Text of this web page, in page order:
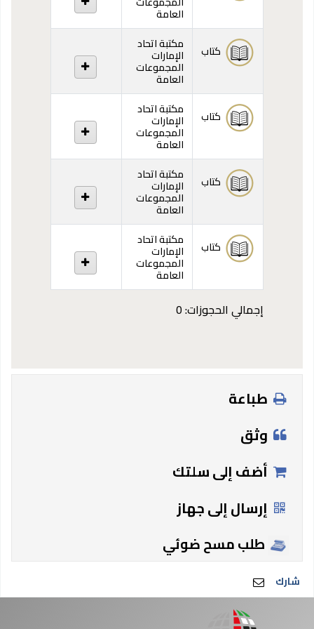
العامة
كتاب
مكتبة اتحاد
الإمارات
المجموعات
العامة
كتاب
مكتبة اتحاد
الإمارات
المجموعات
العامة
كتاب
مكتبة اتحاد
الإمارات
المجموعات
العامة
كتاب
مكتبة اتحاد
الإمارات
المجموعات
العامة
إجمالي الحجوزات: 0
طباعة
وثق
أضف إلى سلتك
إرسال إلى جهاز
طلب مسح ضوئي
شارك